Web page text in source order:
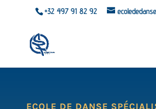
+32 497 91 82 92
ECOLE DE DANSE